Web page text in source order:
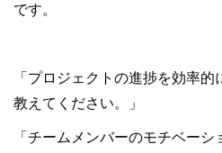
です。
「プロジェクトの進捗を効率
教えてください。」
「チームメンバーのモチベーシ